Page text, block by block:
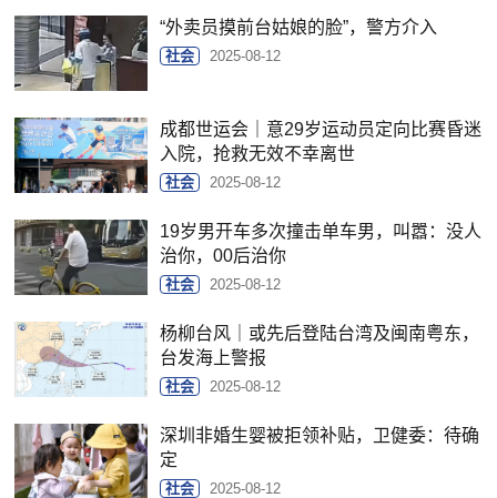
“外卖员摸前台姑娘的脸”，警方介入
社会 2025-08-12
成都世运会｜意29岁运动员定向比赛昏迷
入院，抢救无效不幸离世
社会 2025-08-12
19岁男开车多次撞击单车男，叫嚣：没人
治你，00后治你
社会 2025-08-12
杨柳台风｜或先后登陆台湾及闽南粤东，
台发海上警报
社会 2025-08-12
深圳非婚生婴被拒领补贴，卫健委：待确
定
社会 2025-08-12